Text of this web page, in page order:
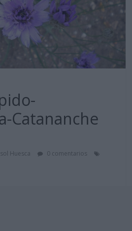
Catananche
Huesca
0 comentarios